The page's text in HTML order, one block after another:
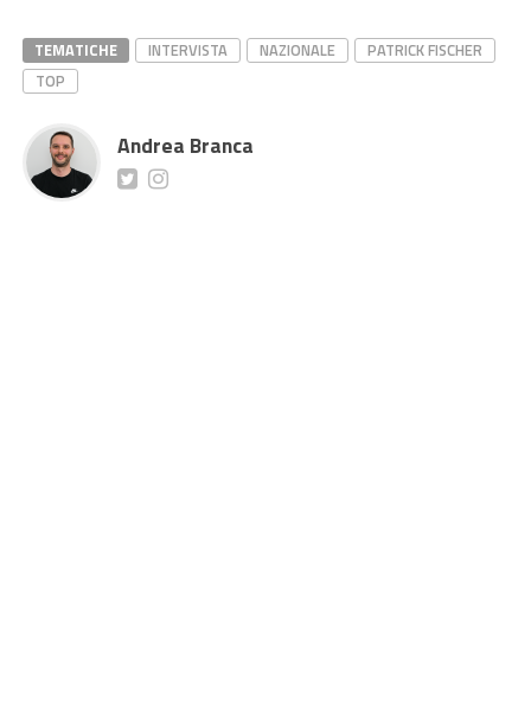
TEMATICHE INTERVISTA NAZIONALE
PATRICK FISCHER
TOP
Andrea Branca